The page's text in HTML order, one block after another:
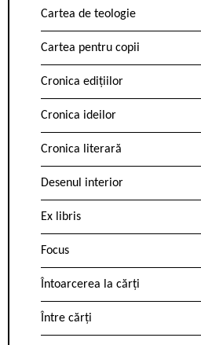
Cartea de teologie
Cartea pentru copii
Cronica edițiilor
Cronica ideilor
Cronica literară
Desenul interior
Ex libris
Focus
Întoarcerea la cărți
Între cărți